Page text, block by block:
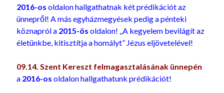
2016-osoldalon hallgathatnak két prédikációt az
ünnepről! A más egyházmegyések pedig a pénteki
köznapról a 2015-ösoldalon! „A kegyelem bevilágít az
életünkbe, kitisztítja a homályt” Jézus eljövetelével!
09.14. Szent Kereszt felmagasztalásának ünnepén
a 2016-os oldalon hallgathatunk prédikációt!